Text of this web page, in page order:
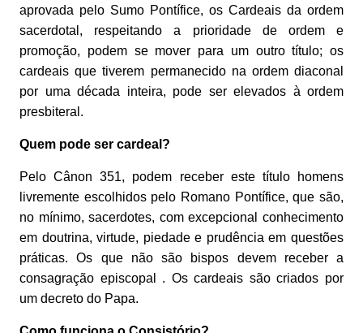
aprovada pelo Sumo Pontífice, os Cardeais da ordem
sacerdotal, respeitando a prioridade de ordem e
promoção, podem se mover para um outro título; os
cardeais que tiverem permanecido na ordem diaconal
por uma década inteira, pode ser elevados à ordem
presbiteral.
Quem pode ser cardeal?
Pelo Cânon 351, podem receber este título homens
livremente escolhidos pelo Romano Pontífice, que são,
no mínimo, sacerdotes, com excepcional conhecimento
em doutrina, virtude, piedade e prudência em questões
práticas. Os que não são bispos devem receber a
consagração episcopal . Os cardeais são criados por
um decreto do Papa.